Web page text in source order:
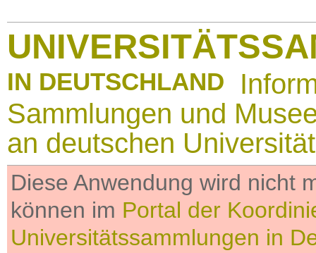
IN DEUTSCHLAND
Sammlungen und
an deutschen
Diese Anwendung wird nicht
können im Portal der
Universitätssammlungen in